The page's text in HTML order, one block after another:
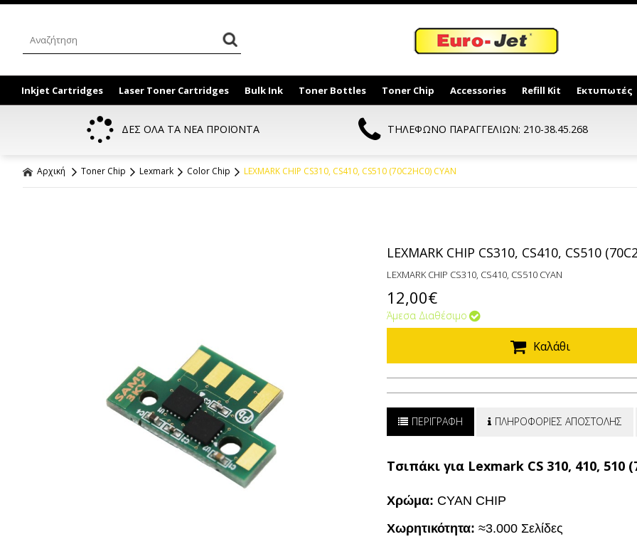
Inkjet Cartridges Laser Toner Cartridges Bulk Ink Toner Bottles Toner Chip Accessories Refill Kit Εκτυπωτές
ΔΕΣ ΟΛΑ ΤΑ ΝΕΑ ΠΡΟΪΟΝΤΑ ΤΗΛΕΦΩΝΟ ΠΑΡΑΓΓΕΛΙΩΝ: 210-38.45.268
Αρχική Toner Chip Lexmark Color Chip LEXMARK CHIP CS310, CS410, CS510 (70C2HC0) CYAN
LEXMARK CHIP CS310, CS410, CS510
LEXMARK CHIP CS310, CS410, CS510 CYAN
12,00€
Άμεσα Διαθέσιμο
Καλάθι
ΠΕΡΙΓΡΑΦΗ ΠΛΗΡΟΦΟΡΙΕΣ ΑΠΟΣΤΟΛΗΣ
Τσιπάκι για Lexmark CS 310, 410, 510
Χρώμα: CYAN CHIP
Χωρητικότητα: ≈3.000 Σελίδες